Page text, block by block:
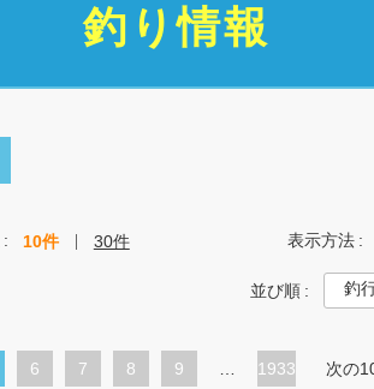
釣り情報
10件 30件 表示方法
並び順
ペ
6
ペ
7
ペ
8
ペ
9 1933 次の